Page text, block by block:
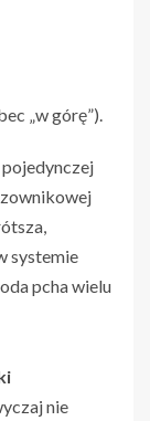
„w górę”).
systemie
pcha wielu
nie